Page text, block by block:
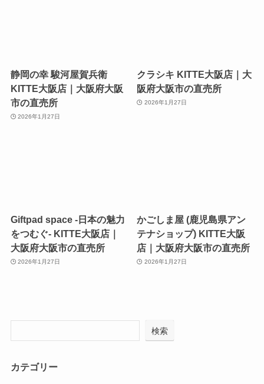
静岡の幸 駿河屋賀兵衛
KITTE大阪店｜大阪府大阪
市の直売所
2026年1月27日
クラシキ KITTE大阪店｜大
阪府大阪市の直売所
2026年1月27日
Giftpad space -日本の魅力
をつむぐ- KITTE大阪店｜
大阪府大阪市の直売所
2026年1月27日
かごしま屋 (鹿児島県アン
テナショップ) KITTE大阪
店｜大阪府大阪市の直売所
2026年1月27日
検索
カテゴリー